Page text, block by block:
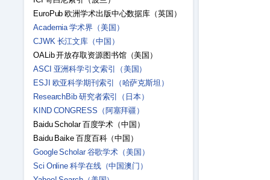
EuroPub 欧洲学术出版中心数据库（英国）
Academia 学术界（美国）
CJWK 长江文库（中国）
OALib 开放存取资源图书馆（美国）
ASCI 亚洲科学引文索引（美国）
ESJI 欧亚科学期刊索引（哈萨克斯坦）
ResearchBib 研究者索引（日本）
KIND CONGRESS（阿塞拜疆）
Baidu Scholar 百度学术（中国）
Baidu Baike 百度百科（中国）
Google Scholar 谷歌学术（美国）
Sci Online 科学在线（中国澳门）